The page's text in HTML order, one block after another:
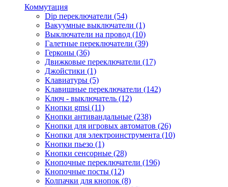
Коммутация
Dip переключатели (54)
Вакуумные выключатели (1)
Выключатели на провод (10)
Галетные переключатели (39)
Герконы (36)
Движковые переключатели (17)
Джойстики (1)
Клавиатуры (5)
Клавишные переключатели (142)
Ключ - выключатель (12)
Кнопки gmsi (11)
Кнопки антивандальные (238)
Кнопки для игровых автоматов (26)
Кнопки для электроинструмента (10)
Кнопки пьезо (1)
Кнопки сенсорные (28)
Кнопочные переключатели (196)
Кнопочные посты (12)
Колпачки для кнопок (8)